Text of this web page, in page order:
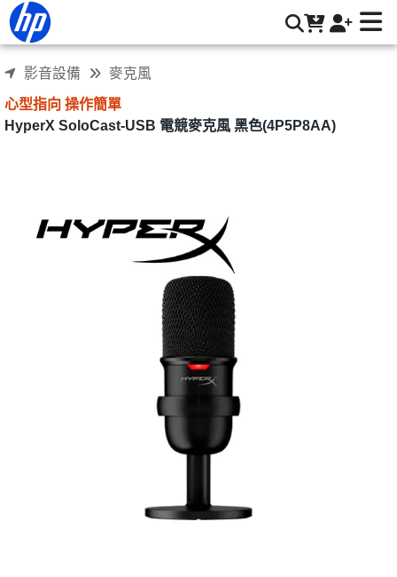
HyperX SoloCast-USB 電競麥克風 (4P5P8AA) | HP® 惠普台
影音設備 麥克風
心型指向 操作簡單
HyperX SoloCast-USB 電競麥克風 黑色(4P5P8AA)